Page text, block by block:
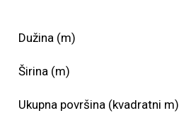
Dužina (m)
Širina (m)
Ukupna površina (kvadratni m)